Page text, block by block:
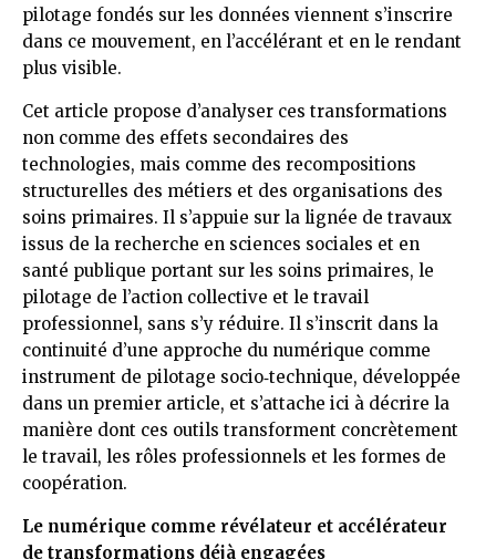
pilotage fondés sur les données viennent s’inscrire
dans ce mouvement, en l’accélérant et en le rendant
plus visible.
Cet article propose d’analyser ces transformations
non comme des effets secondaires des
technologies, mais comme des recompositions
structurelles des métiers et des organisations des
soins primaires. Il s’appuie sur la lignée de travaux
issus de la recherche en sciences sociales et en
santé publique portant sur les soins primaires, le
pilotage de l’action collective et le travail
professionnel, sans s’y réduire. Il s’inscrit dans la
continuité d’une approche du numérique comme
instrument de pilotage socio‑technique, développée
dans un premier article, et s’attache ici à décrire la
manière dont ces outils transforment concrètement
le travail, les rôles professionnels et les formes de
coopération.
Le numérique comme révélateur et accélérateur
de transformations déjà engagées